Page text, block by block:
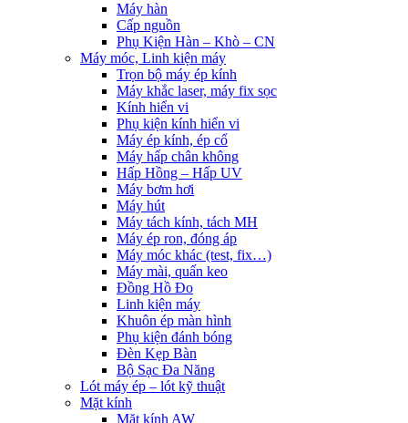
Máy hàn
Cấp nguồn
Phụ Kiện Hàn – Khò – CN
Máy móc, Linh kiện máy
Trọn bộ máy ép kính
Máy khắc laser, máy fix sọc
Kính hiển vi
Phụ kiện kính hiển vi
Máy ép kính, ép cổ
Máy hấp chân không
Hấp Hồng – Hấp UV
Máy bơm hơi
Máy hút
Máy tách kính, tách MH
Máy ép ron, đóng áp
Máy móc khác (test, fix…)
Máy mài, quấn keo
Đồng Hồ Đo
Linh kiện máy
Khuôn ép màn hình
Phụ kiện đánh bóng
Đèn Kẹp Bàn
Bộ Sạc Đa Năng
Lót máy ép – lót kỹ thuật
Mặt kính
Mặt kính AW